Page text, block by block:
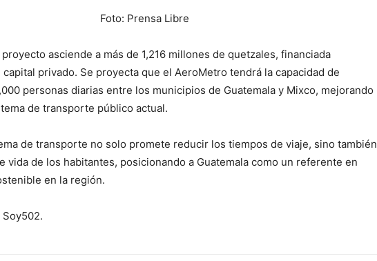
Foto: Prensa Libre
asciende a más de 1,216 millones de quetzales, financiada
privado. Se proyecta que el AeroMetro tendrá la capacidad de
personas diarias entre los municipios de Guatemala y Mixco, mejorando
de transporte público actual.
de transporte no solo promete reducir los tiempos de viaje, sino también
vida de los habitantes, posicionando a Guatemala como un referente en
en la región.